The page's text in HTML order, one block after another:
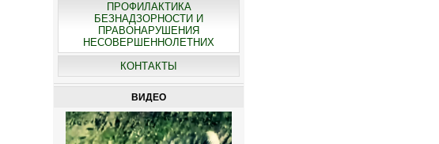
ПРОФИЛАКТИКА
БЕЗНАДЗОРНОСТИ И
ПРАВОНАРУШЕНИЯ
НЕСОВЕРШЕННОЛЕТНИХ
КОНТАКТЫ
ВИДЕО